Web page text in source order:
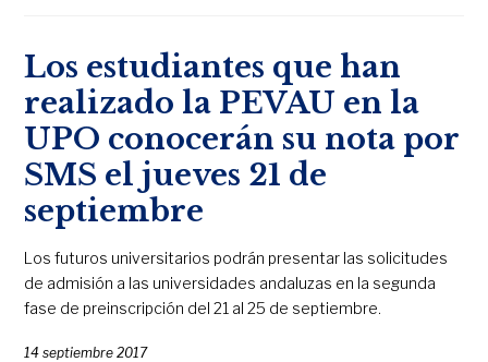
Los estudiantes que han
realizado la PEVAU en la
UPO conocerán su nota por
SMS el jueves 21 de
septiembre
Los futuros universitarios podrán presentar las solicitudes
de admisión a las universidades andaluzas en la segunda
fase de preinscripción del 21 al 25 de septiembre.
14 septiembre 2017